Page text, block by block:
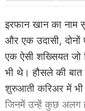
इरफान खान का नाम
और एक उदासी,
एक ऐसी शख्सियत जो
भी थे। हौसले की
शुरुआती करिअर में भी
जिनमें उन्हें कुछ अलग